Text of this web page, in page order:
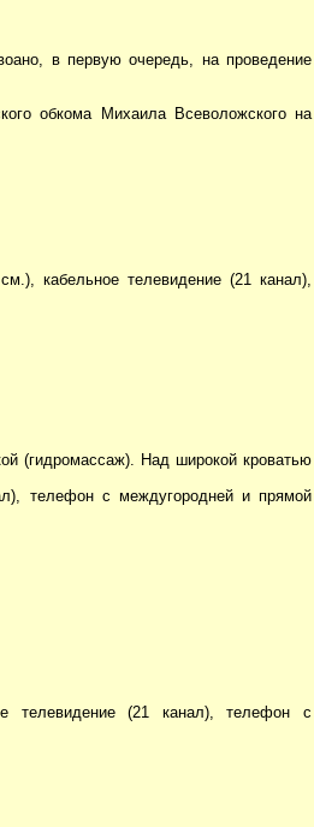
в первую очередь, на проведение
обкома Михаила Всеволожского на
кабельное телевидение (21 канал),
(гидромассаж). Над широкой кроватью
телефон с междугородней и прямой
телевидение (21 канал), телефон с